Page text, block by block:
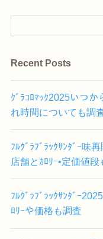
Recent Posts
ｸﾞﾗｺﾛﾏｯｸ2025いつ
れ時間についても調
ﾌﾙｸﾞﾗﾌﾞﾗｯｸｻﾝﾀﾞｰ味
店舗とｶﾛﾘｰ•定価値段
ﾌﾙｸﾞﾗﾌﾞﾗｯｸｻﾝﾀﾞｰ
ﾛﾘｰや価格も調査